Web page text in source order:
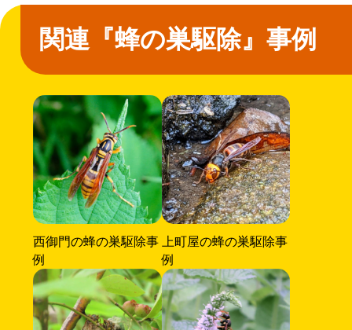
関連『蜂の巣駆除』事例
西御門の蜂の巣駆除事
例
上町屋の蜂の巣駆除事
例